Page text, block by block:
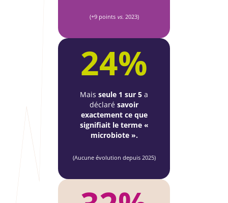
(+9 points vs. 2023)
24%
Mais seule 1 sur 5 a
déclaré savoir
exactement ce que
signifiait le terme «
microbiote ».
(Aucune évolution depuis 2025)